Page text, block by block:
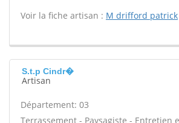
Voir la fiche artisan : M drifford patrick
S.t.p Cindr�
Artisan
Département: 03
Terrassement - Paysagiste - Entretien